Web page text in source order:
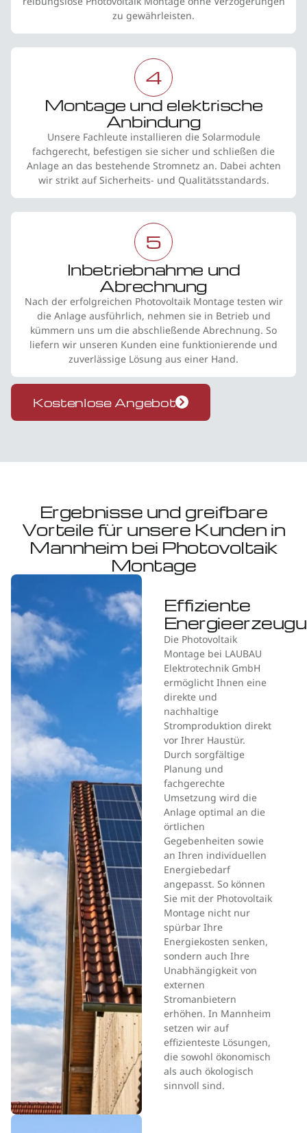
zu gewährleisten.
4
Montage und elektrische
Anbindung
Unsere Fachleute installieren die Solarmodule
fachgerecht, befestigen sie sicher und schließen die
Anlage an das bestehende Stromnetz an. Dabei achten
wir strikt auf Sicherheits- und Qualitätsstandards.
5
Inbetriebnahme und
Abrechnung
Nach der erfolgreichen Photovoltaik Montage testen wir
die Anlage ausführlich, nehmen sie in Betrieb und
kümmern uns um die abschließende Abrechnung. So
liefern wir unseren Kunden eine funktionierende und
zuverlässige Lösung aus einer Hand.
Kostenlose Angebot
Ergebnisse und greifbare
Vorteile für unsere Kunden in
Mannheim bei Photovoltaik
Montage
Effiziente
Die Photovoltaik
Montage bei LAUBAU
Elektrotechnik GmbH
ermöglicht Ihnen eine
direkte und
nachhaltige
Stromproduktion direkt
vor Ihrer Haustür.
Durch sorgfältige
Planung und
fachgerechte
Umsetzung wird die
Anlage optimal an die
örtlichen
Gegebenheiten sowie
an Ihren individuellen
Energiebedarf
angepasst. So können
Sie mit der Photovoltaik
Montage nicht nur
spürbar Ihre
Energiekosten senken,
sondern auch Ihre
Unabhängigkeit von
externen
Stromanbietern
erhöhen. In Mannheim
setzen wir auf
effizienteste Lösungen,
die sowohl ökonomisch
als auch ökologisch
sinnvoll sind.